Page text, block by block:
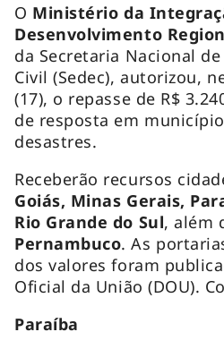
O Ministério da
Desenvolvimento
da Secretaria Nacional
Civil (Sedec), autorizou,
(17), o repasse de R$
de resposta em
desastres.
Receberão recursos
Goiás, Minas Gerais,
Rio Grande do Sul, além
Pernambuco. As
dos valores foram
Oficial da União (DOU).
Paraíba